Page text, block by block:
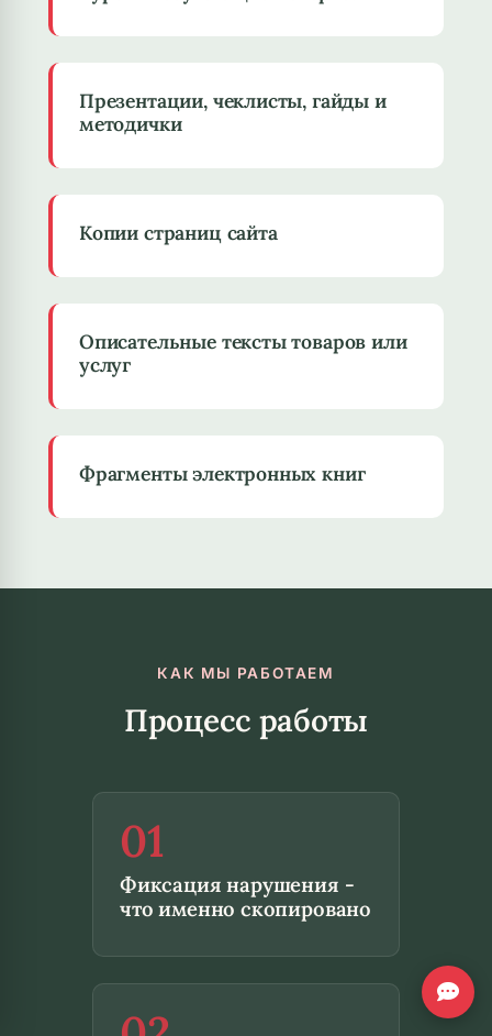
Презентации, чеклисты, гайды и
методички
Копии страниц сайта
Описательные тексты товаров или
услуг
Фрагменты электронных книг
КАК МЫ РАБОТАЕМ
Процесс работы
01
Фиксация нарушения -
что именно скопировано